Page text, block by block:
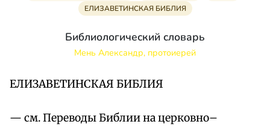
ЕЛИЗАВЕТИНСКАЯ БИБЛИЯ
Библиологический словарь
Мень Александр, протоиерей
ЕЛИЗАВЕТИНСКАЯ БИБЛИЯ
— см. Переводы Библии на церковно–